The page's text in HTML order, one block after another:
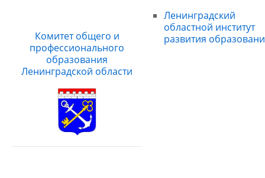
Комитет общего и
профессионального
образования
Ленинградской области
Ленинградский
областной институт
развития